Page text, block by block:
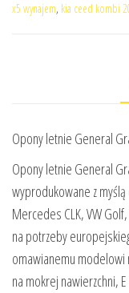
x5 wynajem, kia ceed kombi
Opony letnie General
Opony letnie General
wyprodukowane z
Mercedes CLK, VW
na potrzeby
omawianemu modelowi
na mokrej nawierzchni,